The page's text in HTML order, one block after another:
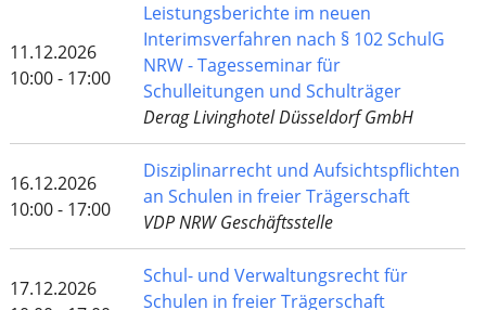
11.12.2026
10:00 - 17:00
Leistungsberichte im neuen
Interimsverfahren nach § 102 SchulG
NRW - Tagesseminar für
Schulleitungen und Schulträger
Derag Livinghotel Düsseldorf GmbH
16.12.2026
10:00 - 17:00
Disziplinarrecht und Aufsichtspflichten
an Schulen in freier Trägerschaft
VDP NRW Geschäftsstelle
17.12.2026
Schul- und Verwaltungsrecht für
Schulen in freier Trägerschaft